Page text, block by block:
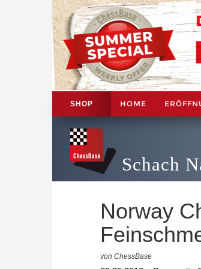
SHOP HOME
Schach
Norway
von ChessBase